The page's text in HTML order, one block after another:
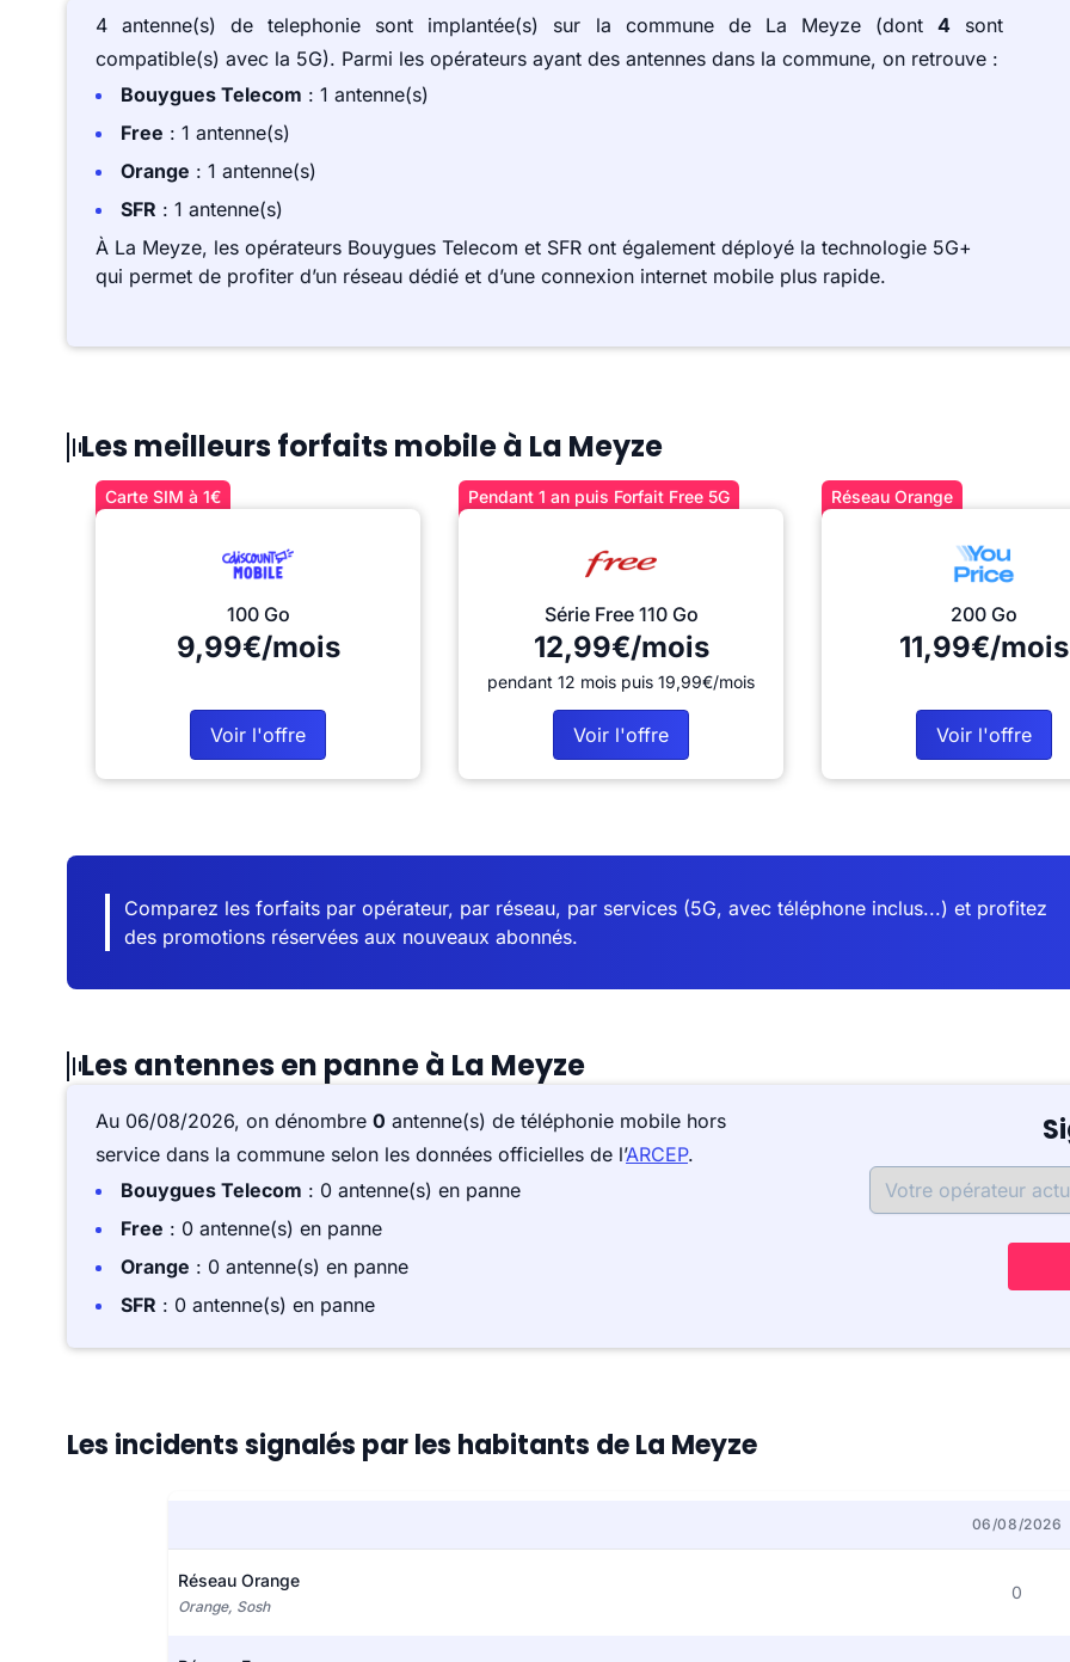
4 antenne(s) de telephonie sont implantée(s) sur la commune de La Meyze (dont 4sont
compatible(s) avec la 5G). Parmi les opérateurs ayant des antennes dans la commune, on retrouve :
Bouygues Telecom : 1 antenne(s)
Free : 1 antenne(s)
Orange : 1 antenne(s)
SFR : 1 antenne(s)
À La Meyze, les opérateurs Bouygues Telecom et SFR ont également déployé la technologie 5G+
qui permet de profiter d’un réseau dédié et d’une connexion internet mobile plus rapide.
Les meilleurs forfaits mobile à La Meyze
Carte SIM à 1€
100 Go
9,99€/mois
Voir l'offre
Pendant 1 an puis Forfait Free 5G
Série Free 110 Go
12,99€/mois
pendant 12 mois puis 19,99€/mois
Voir l'offre
Réseau Orange
200 Go
11,99€/mois
Voir l'offre
Comparez les forfaits par opérateur, par réseau, par services (5G, avec téléphone inclus...) et profitez
des promotions réservées aux nouveaux abonnés.
Les antennes en panne à La Meyze
Au 06/08/2026, on dénombre 0 antenne(s) de téléphonie mobile hors
service dans la commune selon les données officielles de l’ARCEP.
Bouygues Telecom : 0 antenne(s) en panne
Free : 0 antenne(s) en panne
Orange : 0 antenne(s) en panne
SFR : 0 antenne(s) en panne
Les incidents signalés par les habitants de La Meyze
06/08/2026
Réseau Orange
Orange, Sosh
0